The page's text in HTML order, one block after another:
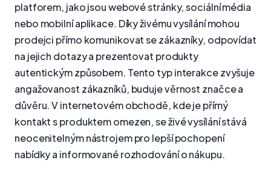
platforem, jako jsou webové stránky, sociální média
nebo mobilní aplikace. Díky živému vysílání mohou
prodejci přímo komunikovat se zákazníky, odpovídat
na jejich dotazy a prezentovat produkty
autentickým způsobem. Tento typ interakce zvyšuje
angažovanost zákazníků, buduje věrnost značce a
důvěru. V internetovém obchodě, kde je přímý
kontakt s produktem omezen, se živé vysílání stává
neocenitelným nástrojem pro lepší pochopení
nabídky a informované rozhodování o nákupu.